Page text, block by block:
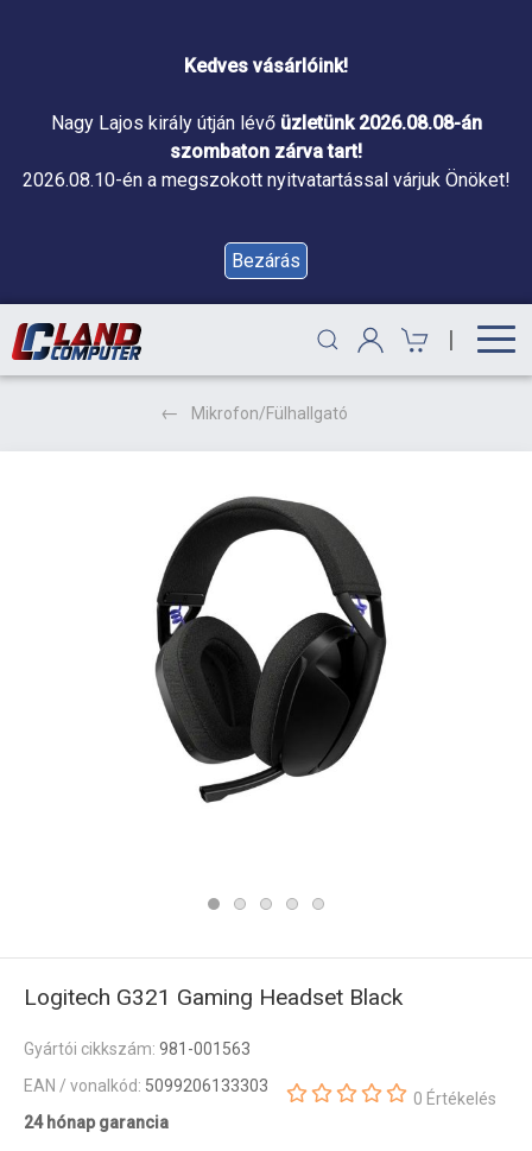
Kedves vásárlóink!
Nagy Lajos király útján lévő üzletünk 2026.08.08-án
szombaton zárva tart!
2026.08.10-én a megszokott nyitvatartással várjuk Önöket!
Bezárás
|
Mikrofon/Fülhallgató
Logitech G321 Gaming Headset Black
Gyártói cikkszám: 981-001563
EAN / vonalkód: 5099206133303
24 hónap garancia
0 Értékelés